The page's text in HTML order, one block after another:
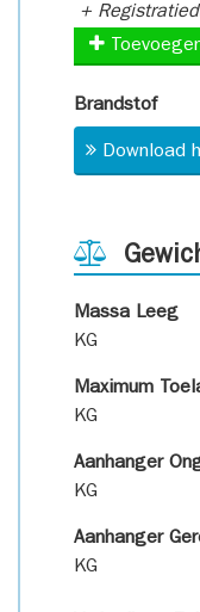
+
Brandstof
Download
Massa Leeg
KG
Maximum
KG
Aanhanger
KG
Aanhanger
KG